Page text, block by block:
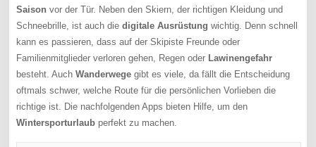
Saison vor der Tür. Neben den Skiern, der richtigen Kleidung und
Schneebrille, ist auch diedigitale Ausrüstung wichtig. Denn schnell
kann es passieren, dass auf der Skipiste Freunde oder
Familienmitglieder verloren gehen, Regen oder Lawinengefahr
besteht. AuchWanderwege gibt es viele, da fällt die Entscheidung
oftmals schwer, welche Route für die persönlichen Vorlieben die
richtige ist. Die nachfolgenden Apps bieten Hilfe, um den
Wintersporturlaub perfekt zu machen.